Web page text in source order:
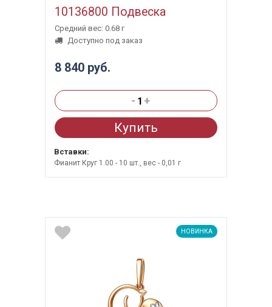
10136800 Подвеска
Средний вес: 0.68 г
Доступно под заказ
8 840 руб.
- +
Купить
Вставки:
Фианит Круг 1.00 - 10 шт., вес - 0,01 г
НОВИНКА